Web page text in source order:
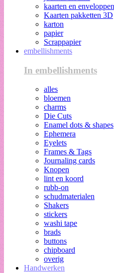
kaarten en enveloppen
Kaarten pakketten 3D
karton
papier
Scrappapier
embellishments
In embellishments
alles
bloemen
charms
Die Cuts
Enamel dots & shapes
Ephemera
Eyelets
Frames & Tags
Journaling cards
Knopen
lint en koord
rubb-on
schudmaterialen
Shakers
stickers
washi tape
brads
buttons
chipboard
overig
Handwerken